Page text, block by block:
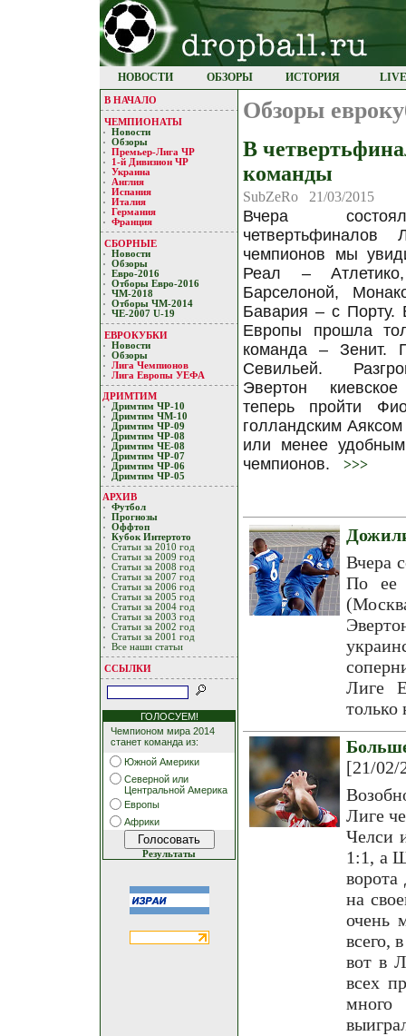
НОВОСТИ ОБЗОРЫ ИСТОРИЯ
В НАЧАЛО
ЧЕМПИОНАТЫ
Новости
Обзоры
Премьер-Лигa ЧР
1-й Дивизион ЧР
Украина
Англия
Испания
Италия
Германия
Франция
СБОРНЫЕ
Новости
Обзоры
Евро-2016
Отборы Евро-2016
ЧМ-2018
Отборы ЧМ-2014
ЧЕ-2007 U-19
ЕВРОКУБКИ
Новости
Обзоры
Лигa Чемпиoнoв
Лига Европы УЕФA
ДРИМТИМ
Дримтим ЧР-10
Дримтим ЧМ-10
Дримтим ЧР-09
Дримтим ЧР-08
Дримтим ЧЕ-08
Дримтим ЧР-07
Дримтим ЧР-06
Дримтим ЧР-05
АРХИВ
Футбол
Прогнозы
Оффтоп
Кубoк Интертoтo
Статьи за 2010 год
Статьи за 2009 год
Статьи за 2008 год
Статьи за 2007 год
Статьи за 2006 год
Статьи за 2005 год
Статьи за 2004 год
Статьи за 2003 год
Статьи за 2002 год
Статьи за 2001 год
Все наши статьи
ССЫЛКИ
ГОЛОСУЕМ!
Чемпионом мира 2014
станет команда из:
Южной Америки
Северной или
Центральной Америка
Европы
Африки
Результаты
Обзоры
В
команды
SubZeRo 21/03/2015
Вчера
чемпионов мы
Реал –
Барселоной,
Бавария – с Порту.
Европы прошла
команда – Зенит.
Севильей.
Эвертон
теперь пройти
голландским
или менее
чемпионов. >>>
Вчера
По ее
Лиге
только
[21/02/
Лиге
Челси
1:1, а
на
очень
всего,
вот в
всех